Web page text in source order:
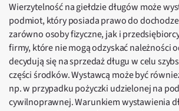
Wierzytelność na giełdzie długów może
podmiot, który posiada prawo do
zarówno osoby fizyczne, jak i
firmy, które nie mogą odzyskać należności
decydują się na sprzedaż długu w celu
części środków. Wystawcą może być
np. w przypadku pożyczki udzielonej na
cywilnoprawnej. Warunkiem wystawienia